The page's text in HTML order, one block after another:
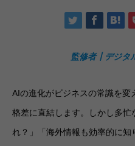
監修者┃デジタ
AIの進化がビジネスの常識を
格差に直結します。しかし多
れ？」「海外情報も効率的に